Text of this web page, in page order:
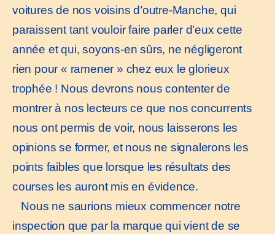
voitures de nos voisins d’outre-Manche, qui
paraissent tant vouloir faire parler d’eux cette
année et qui, soyons-en sûrs, ne négligeront
rien pour « ramener » chez eux le glorieux
trophée ! Nous devrons nous contenter de
montrer à nos lecteurs ce que nos concurrents
nous ont permis de voir, nous laisserons les
opinions se former, et nous ne signalerons les
points faibles que lorsque les résultats des
courses les auront mis en évidence.
Nous ne saurions mieux commencer notre
inspection que par la marque qui vient de se